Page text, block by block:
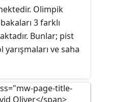
Olimpik
3 farklı
Bunlar; pist
yarışmaları ve saha